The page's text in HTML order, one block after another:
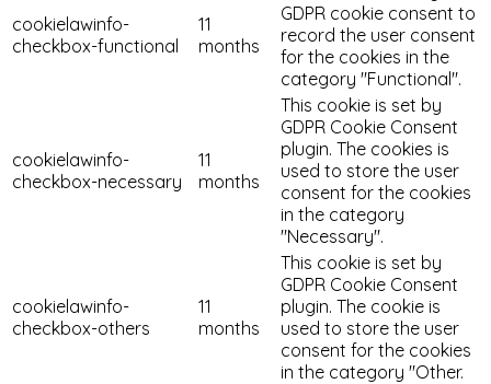
cookielawinfo-
checkbox-functional
11
months
GDPR cookie consent to
record the user consent
for the cookies in the
category "Functional".
cookielawinfo-
checkbox-necessary
11
months
This cookie is set by
GDPR Cookie Consent
plugin. The cookies is
used to store the user
consent for the cookies
in the category
"Necessary".
cookielawinfo-
checkbox-others
11
months
This cookie is set by
GDPR Cookie Consent
plugin. The cookie is
used to store the user
consent for the cookies
in the category "Other.